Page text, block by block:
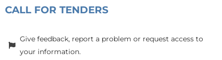
CALL FOR TENDERS
Give feedback, report a problem or request access to
your information.